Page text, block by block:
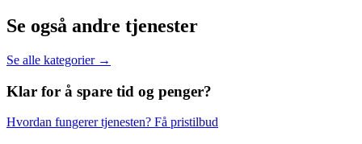
Se også andre tjenester
Se alle kategorier →
Klar for å spare tid og penger?
Hvordan fungerer tjenesten? Få pristilbud